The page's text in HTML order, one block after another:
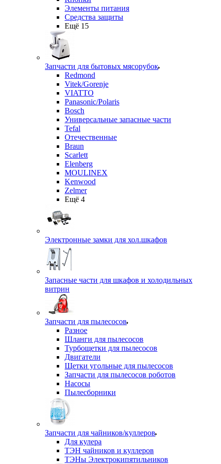
Элементы питания
Средства защиты
Ещё 15
Запчасти для бытовых мясорубок
Redmond
Vitek/Gorenje
VIATTO
Panasonic/Polaris
Bosch
Универсальные запасные части
Tefal
Отечественные
Braun
Scarlett
Elenberg
MOULINEX
Kenwood
Zelmer
Ещё 4
Электронные замки для хол.шкафов
Запасные части для шкафов и холодильных
витрин
Запчасти для пылесосов
Разное
Шланги для пылесосов
Турбощетки для пылесосов
Двигатели
Щетки угольные для пылесосов
Запчасти для пылесосов роботов
Насосы
Пылесборники
Запчасти для чайников/куллеров
Для кулера
ТЭН чайников и куллеров
ТЭНы Электрокипятильников